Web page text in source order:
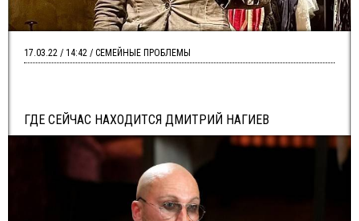
ГДЕ СЕЙЧАС НАХОДИТСЯ ДМИТРИЙ НАГИЕВ
17.03.22 / 14:42 / СЕМЕЙНЫЕ ПРОБЛЕМЫ